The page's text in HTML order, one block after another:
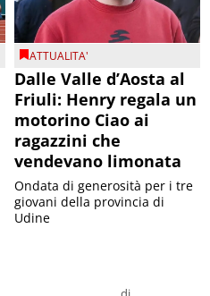
ATTUALITA'
Dalle Valle d’Aosta al
Friuli: Henry regala un
motorino Ciao ai
ragazzini che
vendevano limonata
Ondata di generosità per i tre
giovani della provincia di
Udine